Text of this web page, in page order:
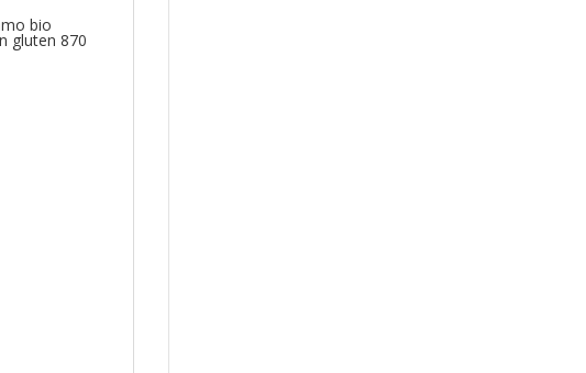
bio
gluten 870